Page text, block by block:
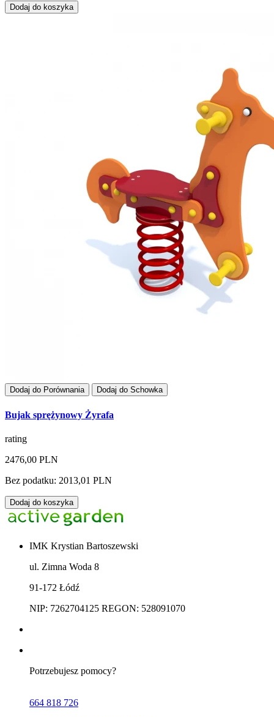
Dodaj do koszyka
Dodaj do Porównania Dodaj do Schowka
Bujak sprężynowy Żyrafa
rating
2476,00 PLN
Bez podatku: 2013,01 PLN
Dodaj do koszyka
IMK Krystian Bartoszewski
ul. Zimna Woda 8
91-172 Łódź
NIP: 7262704125 REGON: 528091070
Potrzebujesz pomocy?
664 818 726